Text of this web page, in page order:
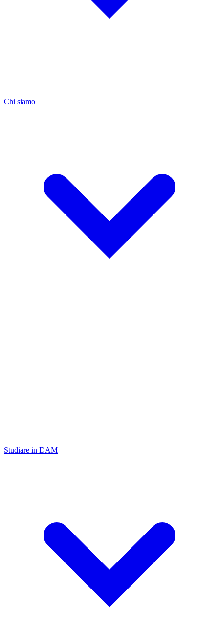
Chi siamo
Studiare in DAM